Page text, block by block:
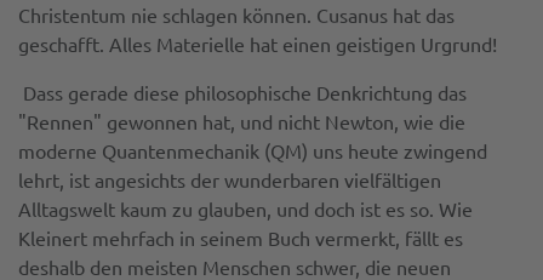
Christentum nie schlagen können. Cusanus hat das
geschafft. Alles Materielle hat einen geistigen Urgrund!
Dass gerade diese philosophische Denkrichtung das
"Rennen" gewonnen hat, und nicht Newton, wie die
moderne Quantenmechanik (QM) uns heute zwingend
lehrt, ist angesichts der wunderbaren vielfältigen
Alltagswelt kaum zu glauben, und doch ist es so. Wie
Kleinert mehrfach in seinem Buch vermerkt, fällt es
deshalb den meisten Menschen schwer, die neuen